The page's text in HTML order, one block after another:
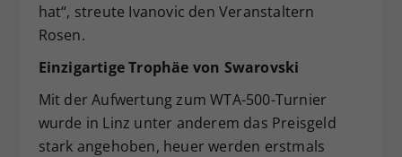
hat“, streute Ivanovic den Veranstaltern
Rosen.
Einzigartige Trophäe von Swarovski
Mit der Aufwertung zum WTA-500-Turnier
wurde in Linz unter anderem das Preisgeld
stark angehoben, heuer werden erstmals